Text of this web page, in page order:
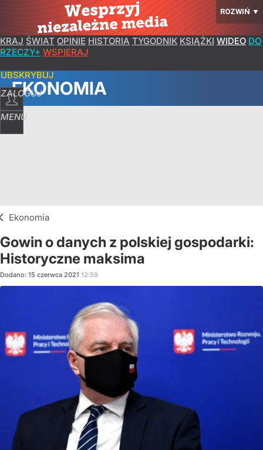
ROZWIŃ ▼
KRAJ ŚWIAT OPINIE HISTORIA TYGODNIK KSIĄŻKI WIDEO DO
RZECZY+ WSPIERAJ
ZALOGUJ
MENU
EKONOMIA
Ekonomia
Gowin o danych z polskiej gospodarki:
Historyczne maksima
Dodano: 15 czerwca 2021 12:59